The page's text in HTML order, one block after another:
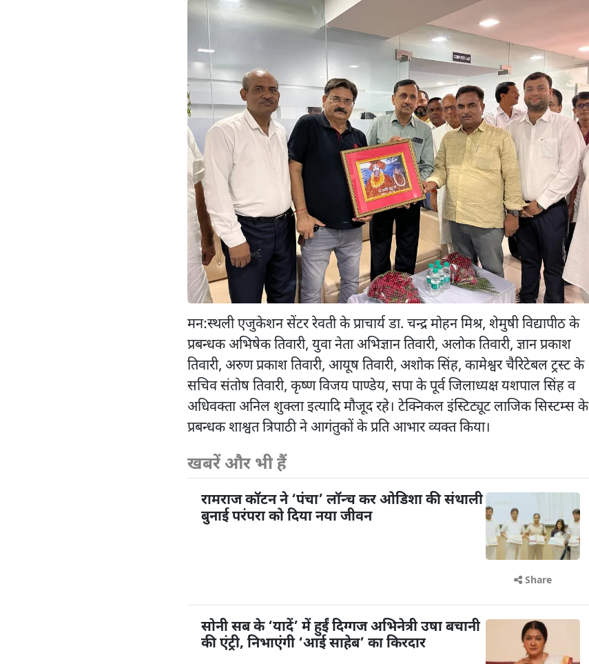
मन:स्थली एजुकेशन सेंटर रेवती के प्राचार्य डा. चन्द्र मोहन मिश्र, शेमुषी विद्यापीठ के
प्रबन्धक अभिषेक तिवारी, युवा नेता अभिज्ञान तिवारी, अलोक तिवारी, ज्ञान प्रकाश
तिवारी, अरुण प्रकाश तिवारी, आयूष तिवारी, अशोक सिंह, कामेश्वर चैरिटेबल ट्रस्ट के
सचिव संतोष तिवारी, कृष्ण विजय पाण्डेय, सपा के पूर्व जिलाध्यक्ष यशपाल सिंह व
अधिवक्ता अनिल शुक्ला इत्यादि मौजूद रहे। टेक्निकल इंस्टिट्यूट लाजिक सिस्टम्स के
प्रबन्धक शाश्वत त्रिपाठी ने आगंतुकों के प्रति आभार व्यक्त किया।
खबरें और भी हैं
रामराज कॉटन ने ‘पंचा’ लॉन्च कर ओडिशा की संथाली
बुनाई परंपरा को दिया नया जीवन
Share
सोनी सब के ‘यादें’ में हुईं दिग्गज अभिनेत्री उषा बचानी
की एंट्री, निभाएंगी ‘आई साहेब’ का किरदार